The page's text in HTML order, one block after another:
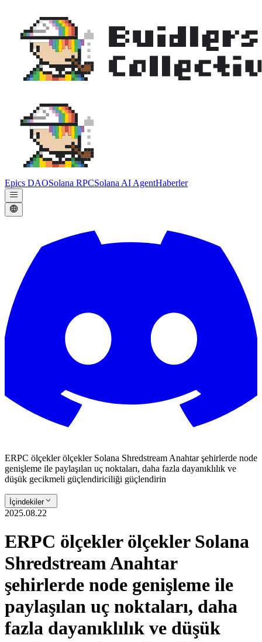
Epics DAOSolana RPCSolana AI AgentHaberler
ERPC ölçekler ölçekler Solana Shredstream Anahtar şehirlerde node
genişleme ile paylaşılan uç noktaları, daha fazla dayanıklılık ve
düşük gecikmeli güçlendiriciliği güçlendirin
İçindekiler
2025.08.22
ERPC ölçekler ölçekler Solana
Shredstream Anahtar
şehirlerde node genişleme ile
paylaşılan uç noktaları, daha
fazla dayanıklılık ve düşük